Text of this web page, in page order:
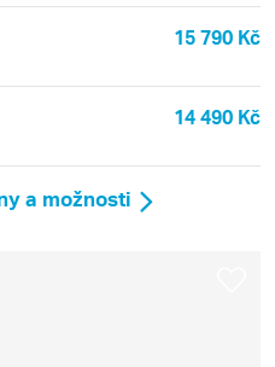
15 790 Kč
14 490 Kč
a možnosti